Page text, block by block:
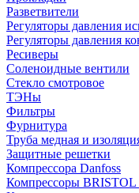
Разветвители
Регуляторы давления
Регуляторы давления
Ресиверы
Соленоидные вентили
Стекло смотровое
ТЭНы
Фильтры
Фурнитура
Труба медная и
Защитные решетки
Компрессора Danfoss
Компрессоры